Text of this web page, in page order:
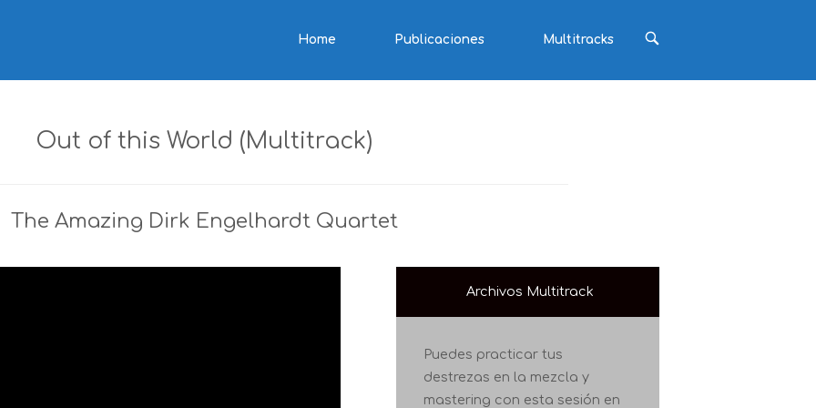
Home Publicaciones Multitracks
ABRIR
BARRA
Out of this World (Multitrack)
The Amazing Dirk Engelhardt Quartet
Archivos Multitrack
Puedes practicar tus
destrezas en la mezcla y
mastering con esta sesión en